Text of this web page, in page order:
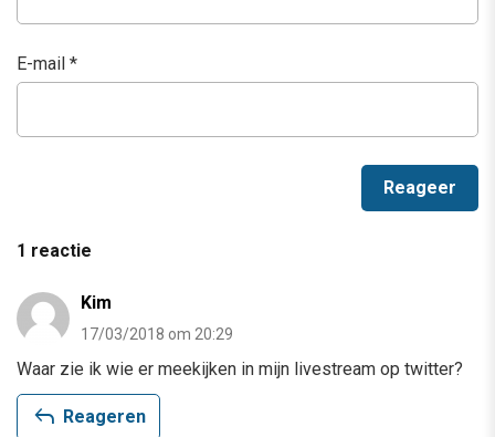
E-mail *
1 reactie
Kim
17/03/2018 om 20:29
Waar zie ik wie er meekijken in mijn livestream op twitter?
reply Reageren